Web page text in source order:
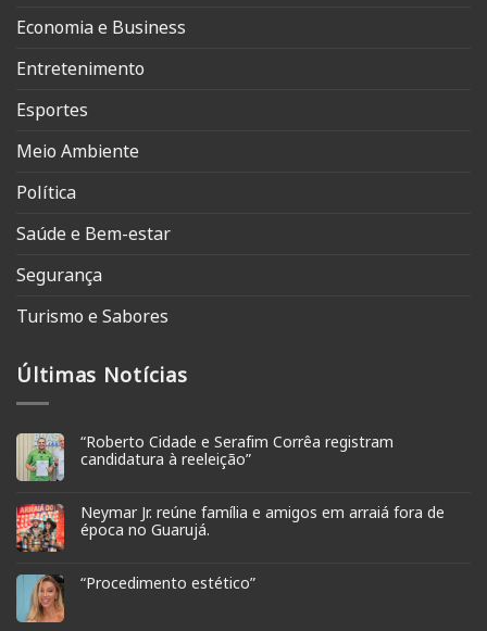
Economia e Business
Entretenimento
Esportes
Meio Ambiente
Política
Saúde e Bem-estar
Segurança
Turismo e Sabores
Últimas Notícias
“Roberto Cidade e Serafim Corrêa registram
candidatura à reeleição”
Neymar Jr. reúne família e amigos em arraiá fora de
época no Guarujá.
“Procedimento estético”